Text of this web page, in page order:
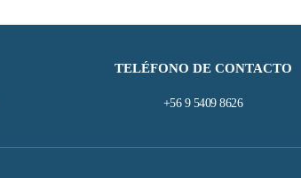
TELÉFONO DE CONTACTO
+56 9 5409 8626